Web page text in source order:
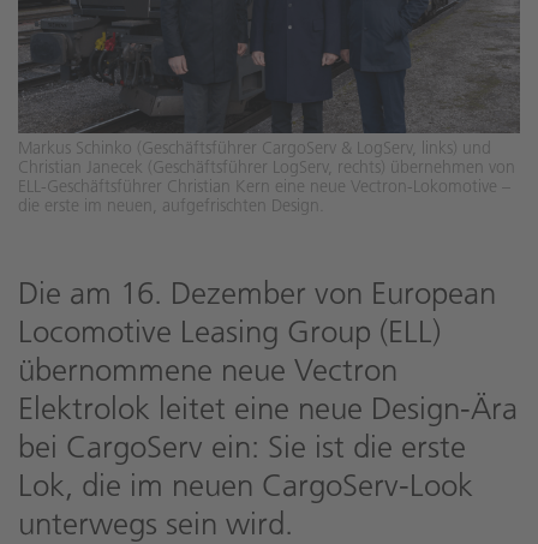
Markus Schinko (Geschäftsführer CargoServ & LogServ, links) und
Christian Janecek (Geschäftsführer LogServ, rechts) übernehmen von
ELL-Geschäftsführer Christian Kern eine neue Vectron-Lokomotive –
die erste im neuen, aufgefrischten Design.
Die am 16. Dezember von European
Locomotive Leasing Group (ELL)
übernommene neue Vectron
Elektrolok leitet eine neue Design-Ära
bei CargoServ ein: Sie ist die erste
Lok, die im neuen CargoServ-Look
unterwegs sein wird.